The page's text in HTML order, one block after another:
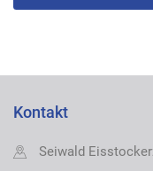
Kontakt
Seiwald